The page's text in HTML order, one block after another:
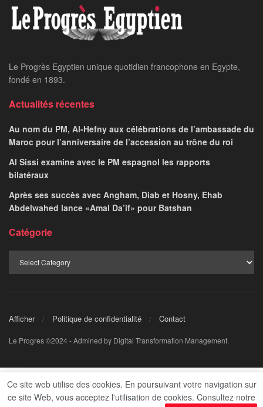
Le Progrès Egyptien unique quotidien francophone en Egypte,
fondé en 1893.
Actualités récentes
Au nom du PM, Al-Hefny aux célébrations de l’ambassade du
Maroc pour l’anniversaire de l’accession au trône du roi
Al Sissi examine avec le PM espagnol les rapports
bilatéraux
Après ses succès avec Angham, Diab et Hosny, Ehab
Abdelwahed lance «Amal Da’if» pour Batshan
Catégorie
Afficher Politique de confidentialité Contact
Le Progres ©2024 - Admined by Digital Transformation Management.
Ce site web utilise des cookies. En poursuivant votre navigation sur
ce site Web, vous acceptez l'utilisation de cookies. Consultez notre